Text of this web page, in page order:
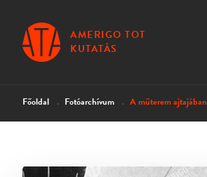
AMERIGO TOT
KUTATÁS
Főoldal Fotóarchívum A műterem ajtajában